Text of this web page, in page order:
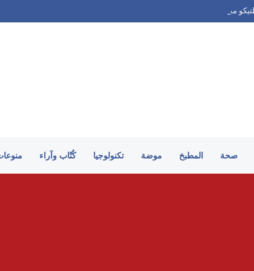
مدريد
صحة المطبخ موضة تكنولوجيا كُتّاب وآراء